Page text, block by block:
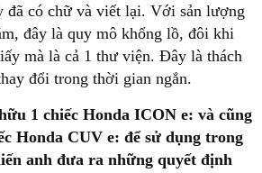
đã có chữ và viết lại. Với sản lượng
đây là quy mô khổng lồ, đôi khi
mà là cả 1 thư viện. Đây là thách
đổi trong thời gian ngắn.
1 chiếc Honda ICON e: và cũng
Honda CUV e: để sử dụng trong
anh đưa ra những quyết định